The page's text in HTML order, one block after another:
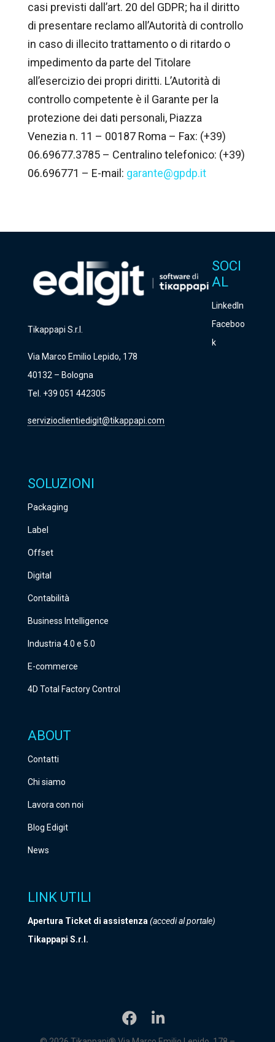
casi previsti dall’art. 20 del GDPR; ha il diritto
di presentare reclamo all’Autorità di controllo
in caso di illecito trattamento o di ritardo o
impedimento da parte del Titolare
all’esercizio dei propri diritti. L’Autorità di
controllo competente è il Garante per la
protezione dei dati personali, Piazza
Venezia n. 11 – 00187 Roma – Fax: (+39)
06.69677.3785 – Centralino telefonico: (+39)
06.696771 – E-mail: garante@gpdp.it
Tikappapi S.r.l.
Via Marco Emilio Lepido, 178
40132 – Bologna
Tel. +39 051 442305
servizioclientiedigit@tikappapi.com
SOCI
AL
LinkedIn
Faceboo
k
SOLUZIONI
Packaging
Label
Offset
Digital
Contabilità
Business Intelligence
Industria 4.0 e 5.0
E-commerce
4D Total Factory Control
ABOUT
Contatti
Chi siamo
Lavora con noi
Blog Edigit
News
LINK UTILI
Apertura Ticket di assistenza (accedi al portale)
Tikappapi S.r.l.